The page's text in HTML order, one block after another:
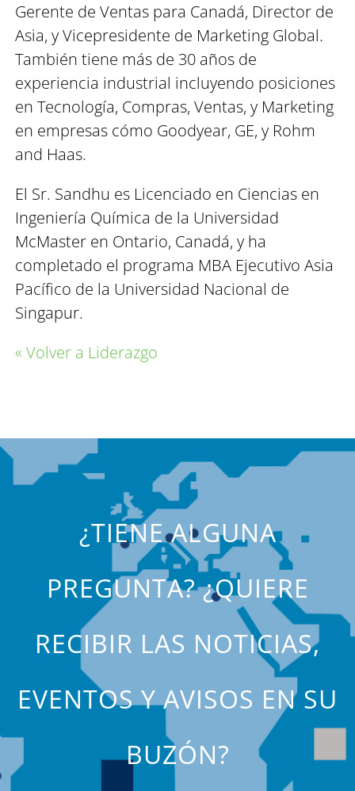
Gerente de Ventas para Canadá, Director de
Asia, y Vicepresidente de Marketing Global.
También tiene más de 30 años de
experiencia industrial incluyendo posiciones
en Tecnología, Compras, Ventas, y Marketing
en empresas cómo Goodyear, GE, y Rohm
and Haas.
El Sr. Sandhu es Licenciado en Ciencias en
Ingeniería Química de la Universidad
McMaster en Ontario, Canadá, y ha
completado el programa MBA Ejecutivo Asia
Pacífico de la Universidad Nacional de
Singapur.
« Volver a Liderazgo
¿TIENE ALGUNA
PREGUNTA? ¿QUIERE
RECIBIR LAS NOTICIAS,
EVENTOS Y AVISOS EN SU
BUZÓN?